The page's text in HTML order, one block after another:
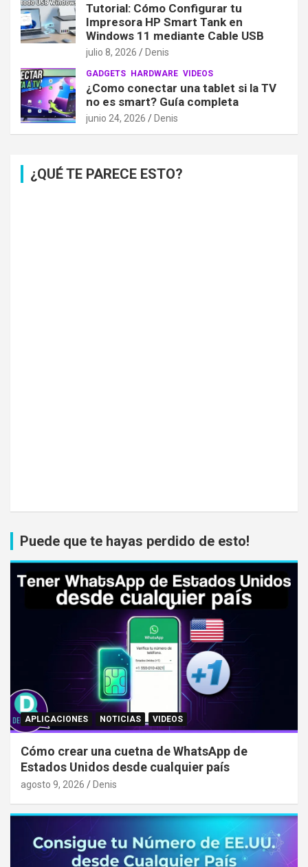
Tutorial: Cómo Configurar tu
Impresora HP Smart Tank en
Windows 11 mediante Cable USB
julio 8, 2026 Denis
GADGETS HARDWARE VIDEOS
¿Como conectar una tablet si la TV
no es smart? Guía completa
junio 24, 2026 Denis
¿QUÉ TE PARECE ESTO?
Puede que te hayas perdido de esto!
APLICACIONES NOTICIAS VIDEOS
Cómo crear una cuetna de WhatsApp de
Estados Unidos desde cualquier país
agosto 9, 2026 Denis